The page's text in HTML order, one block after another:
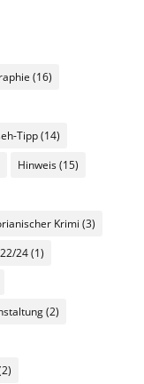
(16)
Tipp(14)
Hinweis(15)
Krimi (3)
24(1)
(2)